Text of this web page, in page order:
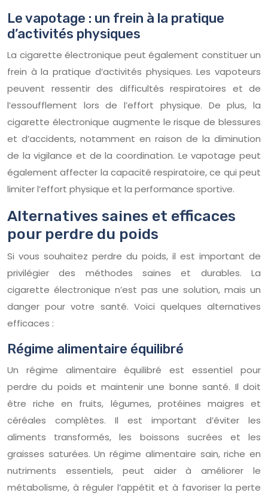
Le vapotage : un frein à la pratique
d’activités physiques
La cigarette électronique peut également constituer un
frein à la pratique d’activités physiques. Les vapoteurs
peuvent ressentir des difficultés respiratoires et de
l’essoufflement lors de l’effort physique. De plus, la
cigarette électronique augmente le risque de blessures
et d’accidents, notamment en raison de la diminution
de la vigilance et de la coordination. Le vapotage peut
également affecter la capacité respiratoire, ce qui peut
limiter l’effort physique et la performance sportive.
Alternatives saines et efficaces
pour perdre du poids
Si vous souhaitez perdre du poids, il est important de
privilégier des méthodes saines et durables. La
cigarette électronique n’est pas une solution, mais un
danger pour votre santé. Voici quelques alternatives
efficaces :
Régime alimentaire équilibré
Un régime alimentaire équilibré est essentiel pour
perdre du poids et maintenir une bonne santé. Il doit
être riche en fruits, légumes, protéines maigres et
céréales complètes. Il est important d’éviter les
aliments transformés, les boissons sucrées et les
graisses saturées. Un régime alimentaire sain, riche en
nutriments essentiels, peut aider à améliorer le
métabolisme, à réguler l’appétit et à favoriser la perte